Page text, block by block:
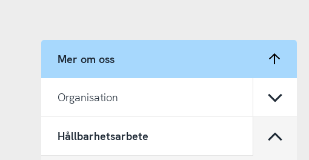
Mer om oss
Organisation
Hållbarhetsarbete